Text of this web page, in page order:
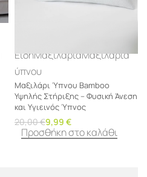
ΕίδηΜαξιλάριαΜαξιλάρια
ύπνου
Μαξιλάρι Ύπνου Bamboo
Υψηλής Στήριξης – Φυσική Άνεση
και Υγιεινός Ύπνος
20,00€9,99 €
Προσθήκη στο καλάθι